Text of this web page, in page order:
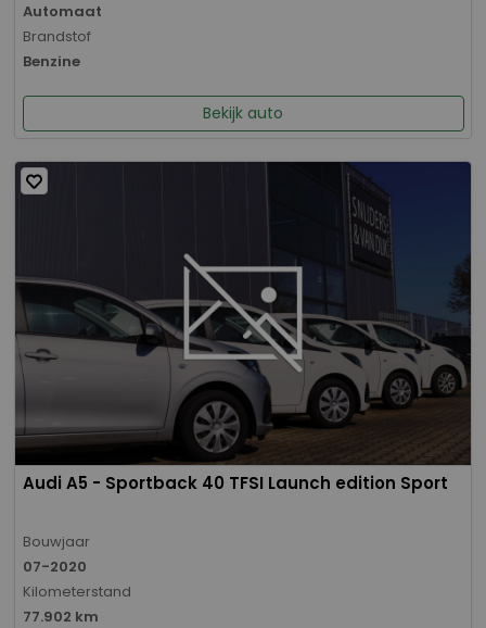
Automaat
Brandstof
Benzine
Bekijk auto
Audi A5 - Sportback 40 TFSI Launch edition Sport
Bouwjaar
07-2020
Kilometerstand
77.902 km